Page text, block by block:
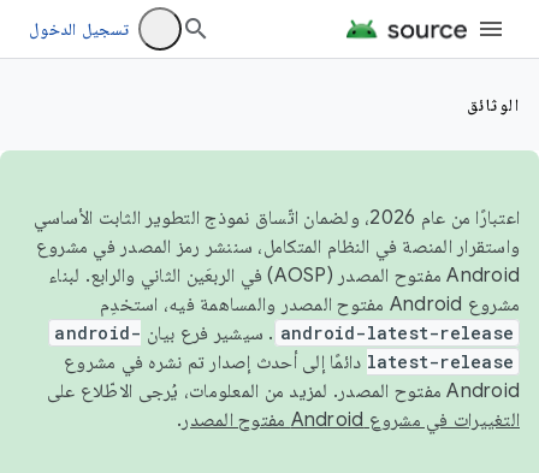
تسجيل الدخول
الوثائق
اعتبارًا من عام 2026، ولضمان اتّساق نموذج التطوير الثابت الأساسي
واستقرار المنصة في النظام المتكامل، سننشر رمز المصدر في مشروع
Android مفتوح المصدر (AOSP) في الربعَين الثاني والرابع. لبناء
مشروع Android مفتوح المصدر والمساهمة فيه، استخدِم
android-latest-release . سيشير فرع بيان android-
latest-release دائمًا إلى أحدث إصدار تم نشره في مشروع
Android مفتوح المصدر. لمزيد من المعلومات، يُرجى الاطّلاع على
التغييرات في مشروع Android مفتوح المصدر
.